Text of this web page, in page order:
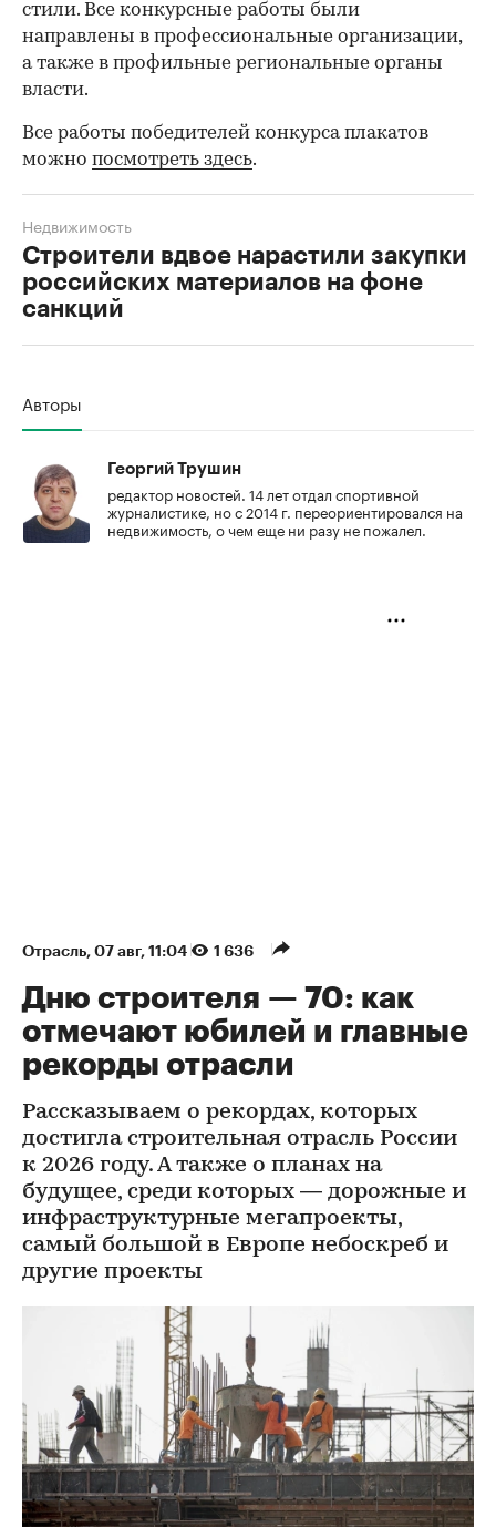
стили. Все конкурсные работы были
направлены в профессиональные организации,
а также в профильные региональные органы
власти.
00:00 / 00:00
Все работы победителей конкурса плакатов
можно посмотреть здесь.
Строители вдвое нарастили закупки
российских материалов на фоне
санкций
Недвижимость
Авторы
Георгий Трушин
редактор новостей. 14 лет отдал спортивной
журналистике, но с 2014 г. переориентировался на
недвижимость, о чем еще ни разу не пожалел.
Отрасль⁠, 07 авг, 11:04 1 636
Дню строителя — 70: как
отмечают юбилей и главные
рекорды отрасли
Рассказываем о рекордах, которых
достигла строительная отрасль России
к 2026 году. А также о планах на
будущее, среди которых — дорожные и
инфраструктурные мегапроекты,
самый большой в Европе небоскреб и
другие проекты